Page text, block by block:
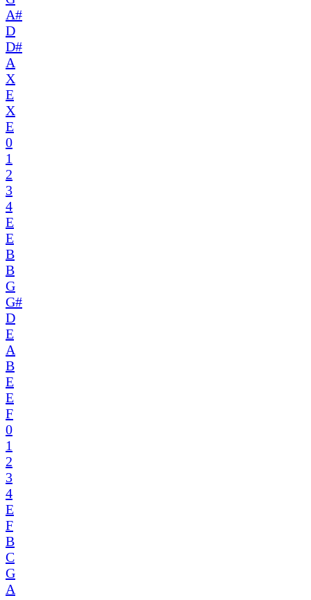
A#
D
D#
A
X
E
X
E
0
1
2
3
4
E
E
B
B
G
G#
D
E
A
B
E
E
F
0
1
2
3
4
E
F
B
C
G
A